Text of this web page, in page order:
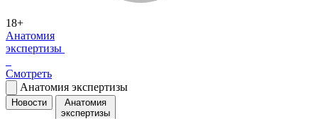
18+
Анатомия
экспертизы
Смотреть
Анатомия экспертизы
Новости
Анатомия
экспертизы